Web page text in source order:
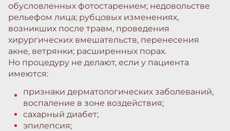
обусловленных фотостарением; недовольстве
рельефом лица; рубцовых изменениях,
возникших после травм, проведения
хирургических вмешательств, перенесения
акне, ветрянки; расширенных порах.
Но процедуру не делают, если у пациента
имеются:
признаки дерматологических заболеваний,
воспаление в зоне воздействия;
сахарный диабет;
эпилепсия;